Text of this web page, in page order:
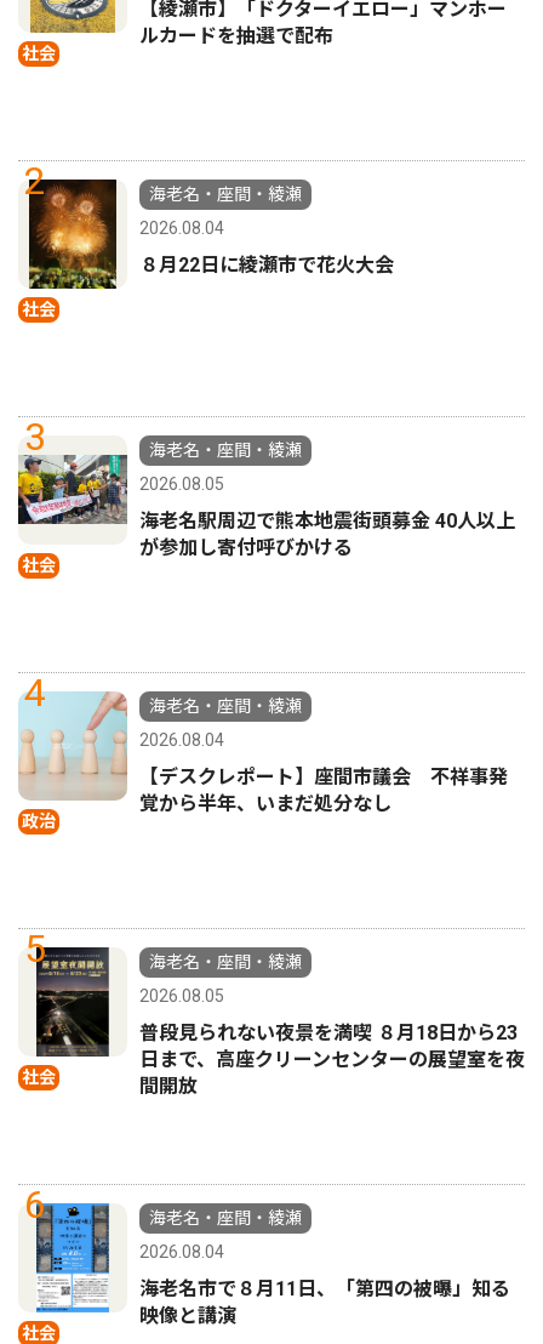
社会
【綾瀬市】「ドクターイエロー」マンホー
ルカードを抽選で配布
2
社会
海老名・座間・綾瀬
2026.08.04
８月22日に綾瀬市で花火大会
3
社会
海老名・座間・綾瀬
2026.08.05
海老名駅周辺で熊本地震街頭募金 40人以上
が参加し寄付呼びかける
4
政治
海老名・座間・綾瀬
2026.08.04
【デスクレポート】座間市議会 不祥事発
覚から半年、いまだ処分なし
5
社会
海老名・座間・綾瀬
2026.08.05
普段見られない夜景を満喫 ８月18日から23
日まで、高座クリーンセンターの展望室を夜
間開放
6
社会
海老名・座間・綾瀬
2026.08.04
海老名市で８月11日、「第四の被曝」知る
映像と講演